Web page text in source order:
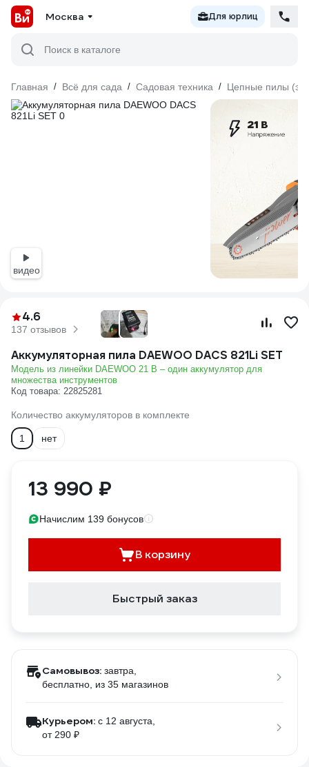
Москва Для юрлиц
Поиск в каталоге
Главная / Всё для сада / Садовая техника / Цепные пилы
видео
4.6
137 отзывов
Аккумуляторная пила DAEWOO DACS 821Li SET
Модель из линейки DAEWOO 21 В – один аккумулятор для
множества инструментов
Код товара: 22825281
Количество аккумуляторов в комплекте
1 нет
13 990 ₽
Начислим 139 бонусов
В корзину
Быстрый заказ
Самовывоз: завтра,
бесплатно , из 35 магазинов
Курьером: c 12 августа,
от 290 ₽